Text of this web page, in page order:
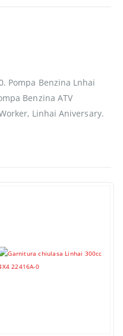
Pompa Benzina Lnhai
Benzina ATV
Linhai Aniversary.